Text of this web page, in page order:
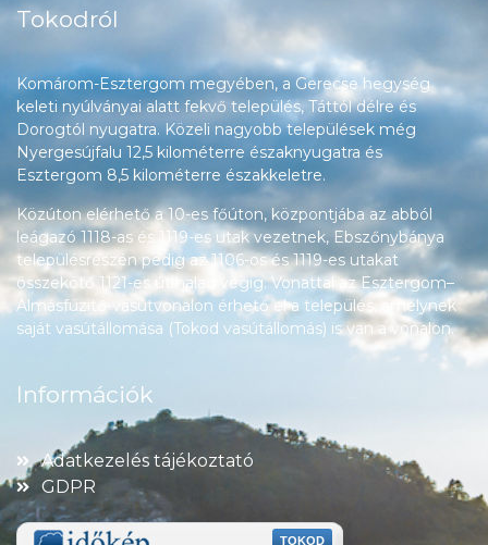
Tokodról
Komárom-Esztergom megyében, a Gerecse hegység
keleti nyúlványai alatt fekvő település, Táttól délre és
Dorogtól nyugatra. Közeli nagyobb települések még
Nyergesújfalu 12,5 kilométerre északnyugatra és
Esztergom 8,5 kilométerre északkeletre.
Közúton elérhető a 10-es főúton, központjába az abból
leágazó 1118-as és 1119-es utak vezetnek, Ebszőnybánya
településrészén pedig az 1106-os és 1119-es utakat
összekötő 1121-es út halad végig. Vonattal az Esztergom–
Almásfüzitő-vasútvonalon érhető el a település, amelynek
saját vasútállomása (Tokod vasútállomás) is van a vonalon.
Információk
Adatkezelés tájékoztató
GDPR